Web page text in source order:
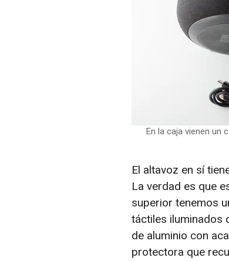
En la caja vienen un
El altavoz en sí
La verdad es que
superior tenemos
táctiles iluminados
de aluminio con
protectora que